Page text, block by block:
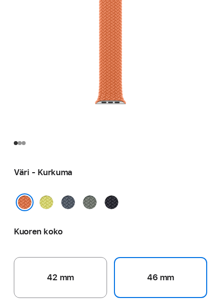
Väri - Kurkuma
Neonkeltainen
Ankkurinsininen
Vihreänharmaa
Keskiyö
Kuoren koko
42 mm 46 mm